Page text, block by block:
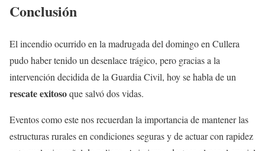
Conclusión
El incendio ocurrido en la madrugada del domingo en Cullera
pudo haber tenido un desenlace trágico, pero gracias a la
intervención decidida de la Guardia Civil, hoy se habla de un
rescate exitosoque salvó dos vidas.
Eventos como este nos recuerdan la importancia de mantener las
estructuras rurales en condiciones seguras y de actuar con rapidez